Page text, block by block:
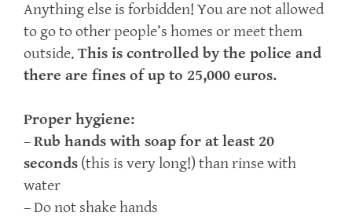
Anything else is forbidden! You are not allowed
to go to other people’s homes or meet them
outside. This is controlled by the police and
there are fines of up to 25,000 euros.
Proper hygiene:
–Rub hands with soap for at least 20
seconds (this is very long!) than rinse with
water
– Do not shake hands